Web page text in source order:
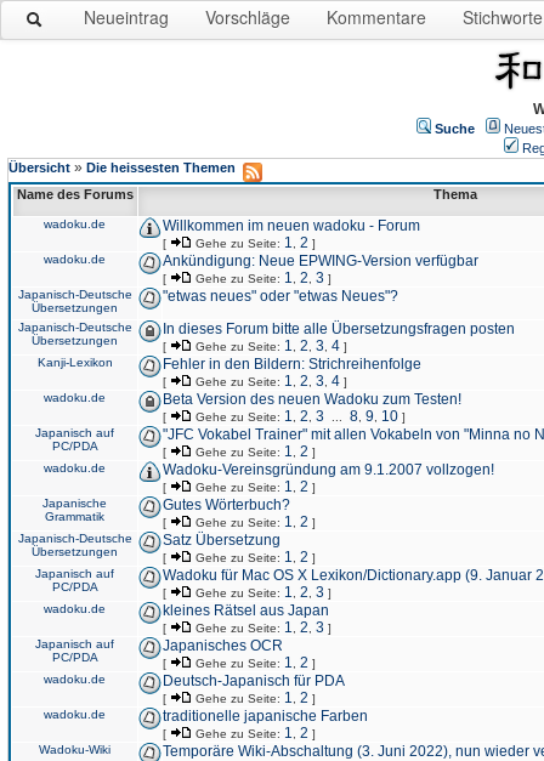
Neueintrag Vorschläge Kommentare Stichworte
Suche
Übersicht » Die heissesten Themen
Name des Forums
Thema
wadoku.de Willkommen im neuen wadoku - Forum
[ Gehe zu Seite: 1 2 ]
wadoku.de
Ankündigung: Neue EPWING-Version verfügbar
[ Gehe zu Seite: 1 2 3 ]
Japanisch-Deutsche
Übersetzungen
"etwas neues" oder "etwas Neues"?
Japanisch-Deutsche
Übersetzungen
In dieses Forum bitte alle Übersetzungsfragen posten
[ Gehe zu Seite: 1 2 3 4 ]
Kanji-Lexikon
Fehler in den Bildern: Strichreihenfolge
[ Gehe zu Seite: 1 2 3 4 ]
wadoku.de
Beta Version des neuen Wadoku zum Testen!
[ Gehe zu Seite: 1 2 3 8 9 10 ]
Japanisch auf
PC/PDA
"JFC Vokabel Trainer" mit allen Vokabeln von "Minna no
[ Gehe zu Seite: 1 2 ]
wadoku.de
Wadoku-Vereinsgründung am 9.1.2007 vollzogen!
[ Gehe zu Seite: 1 2 ]
Japanische
Grammatik
Gutes Wörterbuch?
[ Gehe zu Seite: 1 2 ]
Japanisch-Deutsche
Übersetzungen
Satz Übersetzung
[ Gehe zu Seite: 1 2 ]
Japanisch auf
PC/PDA
Wadoku für Mac OS X Lexikon/Dictionary.app (9. Januar
[ Gehe zu Seite: 1 2 3 ]
wadoku.de
kleines Rätsel aus Japan
[ Gehe zu Seite: 1 2 3 ]
Japanisch auf
PC/PDA
Japanisches OCR
[ Gehe zu Seite: 1 2 ]
wadoku.de
Deutsch-Japanisch für PDA
[ Gehe zu Seite: 1 2 ]
wadoku.de
traditionelle japanische Farben
[ Gehe zu Seite: 1 2 ]
Wadoku-Wiki
Temporäre Wiki-Abschaltung (3. Juni 2022), nun wieder